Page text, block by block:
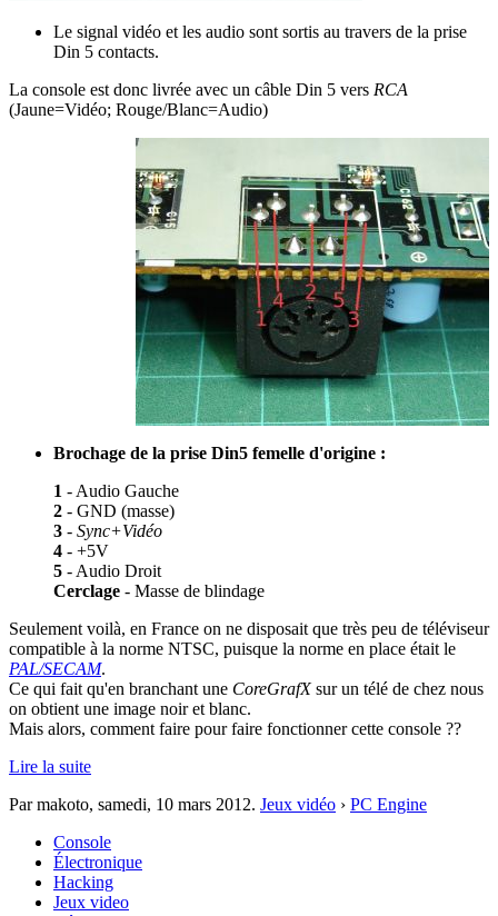
Le signal vidéo et les audio sont sortis au travers de la prise
Din 5 contacts.
La console est donc livrée avec un câble Din 5 vers RCA
(Jaune=Vidéo; Rouge/Blanc=Audio)
Brochage de la prise Din5 femelle d'origine :
1 - Audio Gauche
2 - GND (masse)
3 - Sync+Vidéo
4 - +5V
5 - Audio Droit
Cerclage - Masse de blindage
Seulement voilà, en France on ne disposait que très peu de téléviseur
compatible à la norme NTSC, puisque la norme en place était le
PAL/SECAM.
Ce qui fait qu'en branchant une CoreGrafXsur un télé de chez nous
on obtient une image noir et blanc.
Mais alors, comment faire pour faire fonctionner cette console ??
Lire la suite
Par makoto, samedi, 10 mars 2012. Jeux vidéo › PC Engine
Console
Électronique
Hacking
Jeux video